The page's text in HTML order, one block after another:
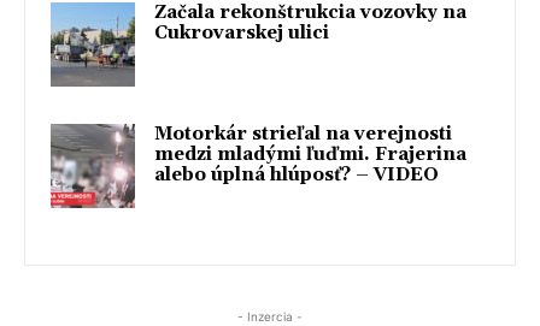
Začala rekonštrukcia vozovky na
Cukrovarskej ulici
Motorkár strieľal na verejnosti
medzi mladými ľuďmi. Frajerina
alebo úplná hlúposť? – VIDEO
- Inzercia -